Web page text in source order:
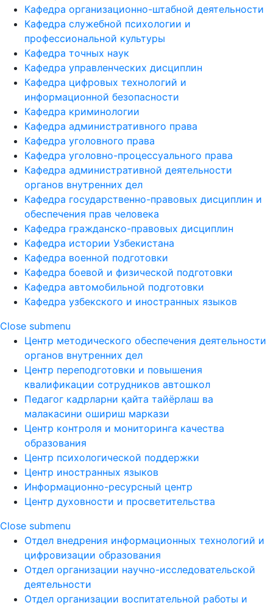
Кафедра организационно-штабной деятельности
Кафедра служебной психологии и
профессиональной культуры
Кафедра точных наук
Кафедра управленческих дисциплин
Кафедра цифровых технологий и
информационной безопасности
Кафедра криминологии
Кафедра административного права
Кафедра уголовного права
Кафедра уголовно-процессуального права
Кафедра административной деятельности
органов внутренних дел
Кафедра государственно-правовых дисциплин и
обеспечения прав человека
Кафедра гражданско-правовых дисциплин
Кафедра истории Узбекистана
Кафедра военной подготовки
Кафедра боевой и физической подготовки
Кафедра автомобильной подготовки
Кафедра узбекского и иностранных языков
Close submenu
Центр методического обеспечения деятельности
органов внутренних дел
Центр переподготовки и повышения
квалификации сотрудников автошкол
Педагог кадрларни қайта тайёрлаш ва
малакасини ошириш маркази
Центр контроля и мониторинга качества
образования
Центр психологической поддержки
Центр иностранных языков
Информационно-ресурсный центр
Центр духовности и просветительства
Close submenu
Отдел внедрения информационных технологий и
цифровизации образования
Отдел организации научно-исследовательской
деятельности
Отдел организации воспитательной работы и